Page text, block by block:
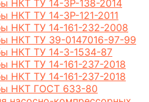
НКТ ТУ 14-3Р-138-2014
НКТ ТУ 14-3Р-121-2011
НКТ ТУ 14-161-232-2008
НКТ ТУ 39-0147016-97-99
НКТ ТУ 14-3-1534-87
НКТ ТУ 14-161-237-2018
НКТ ТУ 14-161-237-2018
НКТ ГОСТ 633-80